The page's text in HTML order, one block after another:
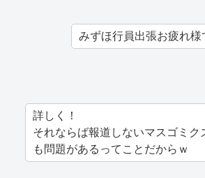
みずほ行員出張お疲れ様
詳しく！
それならば報道しないマスゴミク
も問題があるってことだからｗ